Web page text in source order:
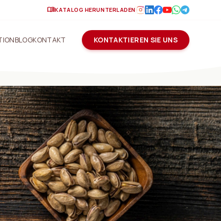
menu_bookKATALOG HERUNTERLADEN
BLOGKONTAKT KONTAKTIEREN SIE UNS